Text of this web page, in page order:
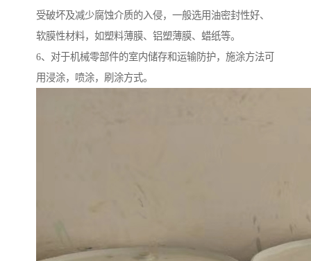
受破坏及减少腐蚀介质的入侵，一般选用油密封性好、
软膜性材料，如塑料薄膜、铝塑薄膜、蜡纸等。
6、对于机械零部件的室内储存和运输防护，施涂方法可
用浸涂，喷涂，刷涂方式。